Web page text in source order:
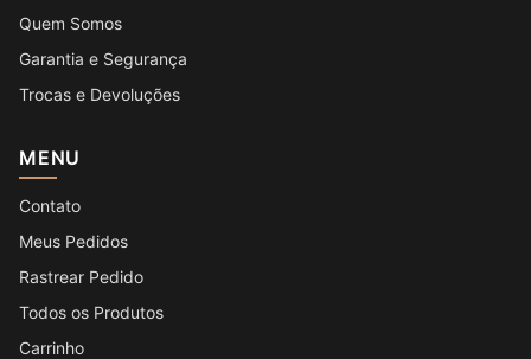
Quem Somos
Garantia e Segurança
Trocas e Devoluções
MENU
Contato
Meus Pedidos
Rastrear Pedido
Todos os Produtos
Carrinho